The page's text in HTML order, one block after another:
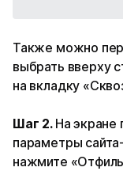
Также можно
выбрать вверху
на вкладку
Шаг 2. На экране
параметры
нажмите